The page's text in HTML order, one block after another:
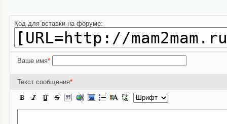
Код для вставки на форуме:
Ваше имя*
Текст сообщения*